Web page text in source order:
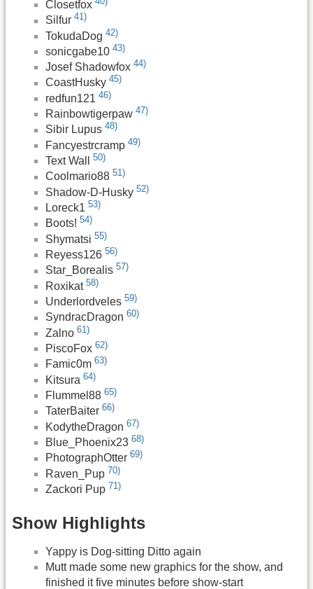
Closetfox
Silfur 41)
TokudaDog 42)
sonicgabe10 43)
Josef Shadowfox 44)
CoastHusky 45)
redfun121 46)
Rainbowtigerpaw 47)
Sibir Lupus 48)
Fancyestrcramp 49)
Text Wall 50)
Coolmario88 51)
Shadow-D-Husky 52)
Loreck1 53)
Boots! 54)
Shymatsi 55)
Reyess126 56)
Star_Borealis 57)
Roxikat 58)
Underlordveles 59)
SyndracDragon 60)
Zalno 61)
PiscoFox 62)
Famic0m 63)
Kitsura 64)
Flummel88 65)
TaterBaiter 66)
KodytheDragon 67)
Blue_Phoenix23 68)
PhotographOtter 69)
Raven_Pup 70)
Zackori Pup 71)
Show Highlights
Yappy is Dog-sitting Ditto again
Mutt made some new graphics for the show, and
finished it five minutes before show-start